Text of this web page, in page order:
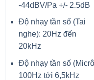
Kích thước
-44dBV/Pa +/- 2.5dB
Độ nhạy tần số (Tai
nghe): 20Hz đến
20kHz
Độ nhạy tần số
100Hz tới 6,5kHz